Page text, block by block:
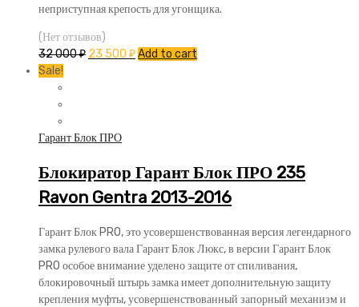
неприступная крепость для угонщика.
(Нет отзывов)
32 000₽ 23 500 ₽Add to cart
Sale!
Гарант Блок ПРО
Блокиратор Гарант Блок ПРО 235
Ravon Gentra 2013-2016
Гарант Блок PRO, это усовершенствованная версия легендарного
замка рулевого вала Гарант Блок Люкс, в версии Гарант Блок
PRO особое внимание уделено защите от спиливания,
блокировочный штырь замка имеет дополнительную защиту
крепления муфты, усовершенствованный запорный механизм и